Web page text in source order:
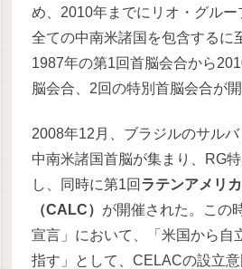
め、2010年までにリオ・グル
全ての中南米諸国を包含するに
1987年の第1回首脳会合から
脳会合、2回の特別首脳会合が開
2008年12月、ブラジルのサル
中南米諸国首脳が集まり、RG
し、同時に第1回 ラテンアメリ
（CALC） が開催された。この
宣言」において、「米国から自
指す」として、CELACの設立意